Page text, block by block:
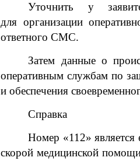
Уточнить у
для организации
ответного СМС.
Затем данные о
оперативным службам по
и обеспечения
Справка
Номер «112» является
скорой медицинской